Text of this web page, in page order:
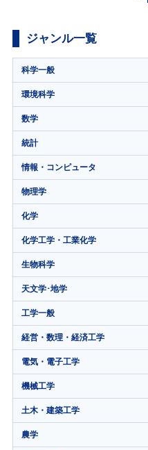
ジャンル一覧
科学一般
環境科学
数学
統計
情報・コンピュータ
物理学
化学
化学工学・工業化学
生物科学
天文学･地学
工学一般
経営・数理・経済工学
電気・電子工学
機械工学
土木・建築工学
農学